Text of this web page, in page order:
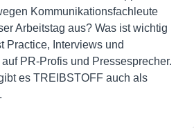
Kommunikationsfachleute
Arbeitstag aus? Was ist wichtig
Practice, Interviews und
PR-Profis und Pressesprecher.
es TREIBSTOFF auch als